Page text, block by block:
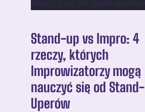
Stand-up vs Impro: 4
rzeczy, których
Improwizatorzy mogą
nauczyć się od Stand-
Uperów